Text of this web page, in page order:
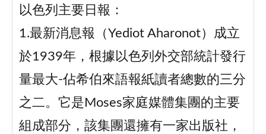
以色列主要日報：
1.最新消息報（Yediot Aharonot）成立
於1939年，根據以色列外交部統計發行
量最大-佔希伯來語報紙讀者總數的三分
之二。它是Moses家庭媒體集團的主要
組成部分，該集團還擁有一家出版社，